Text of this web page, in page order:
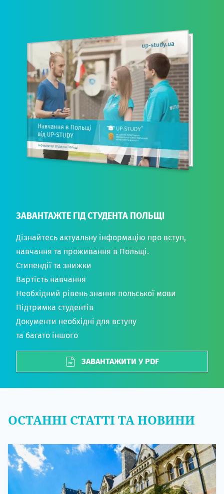
ЗАВАНТАЖТЕ ГІД СТУДЕНТА ПОЛЬЩІ
Дізнайтесь актуальну інформацію про вступ,
навчання та проживання в Польщі.
Стипендії та знижки
Вартість навчання
Необхідний рівень знання польської мови
Підтримка студентів
Документи необхідні для вступу
та багато іншого
ЗАВАНТАЖИТИ У PDF
ОСТАННІ СТАТТІ ТА НОВИНИ